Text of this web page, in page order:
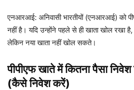
एनआरआई: अनिवासी भारतीयों (एनआरआई) को
नहीं है। यदि उन्होंने पहले से ही खाता खोल रखा
लेकिन नया खाता नहीं खोल सकते।
पीपीएफ खाते में कितना पैसा
(कैसे निवेश करें)